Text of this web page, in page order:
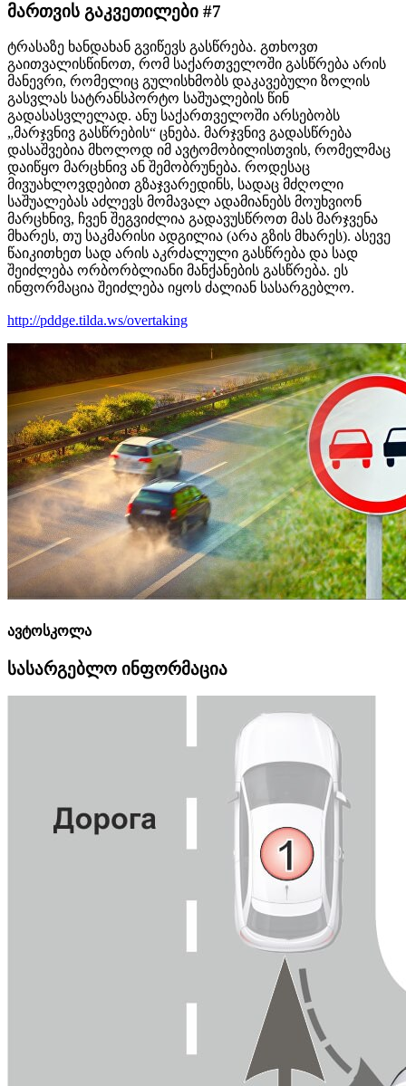
მართვის გაკვეთილები #7
ტრასაზე ხანდახან გვიწევს გასწრება. გთხოვთ
გაითვალისწინოთ, რომ საქართველოში გასწრება არის
მანევრი, რომელიც გულისხმობს დაკავებული ზოლის
გასვლას სატრანსპორტო საშუალების წინ
გადასასვლელად. ანუ საქართველოში არსებობს
„მარჯვნივ გასწრების“ ცნება. მარჯვნივ გადასწრება
დასაშვებია მხოლოდ იმ ავტომობილისთვის, რომელმაც
დაიწყო მარცხნივ ან შემობრუნება. როდესაც
მივუახლოვდებით გზაჯვარედინს, სადაც მძღოლი
საშუალებას აძლევს მომავალ ადამიანებს მოუხვიონ
მარცხნივ, ჩვენ შეგვიძლია გადავუსწროთ მას მარჯვენა
მხარეს, თუ საკმარისი ადგილია (არა გზის მხარეს). ასევე
წაიკითხეთ სად არის აკრძალული გასწრება და სად
შეიძლება ორბორბლიანი მანქანების გასწრება. ეს
ინფორმაცია შეიძლება იყოს ძალიან სასარგებლო.
http://pddge.tilda.ws/overtaking
ავტოსკოლა
სასარგებლო ინფორმაცია